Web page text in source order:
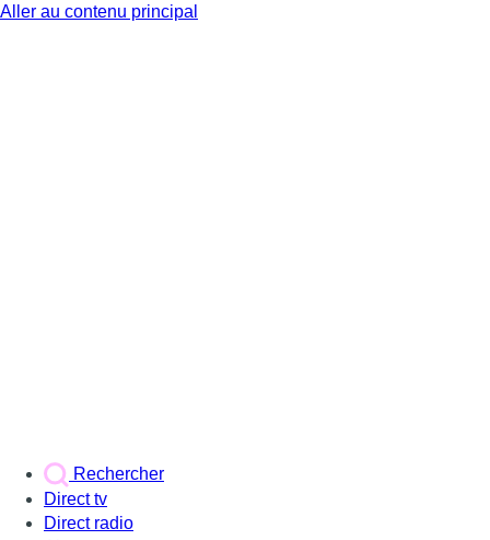
Aller au contenu principal
Rechercher
Direct tv
Direct radio